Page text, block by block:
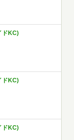
ドKC)
ドKC)
ドKC)